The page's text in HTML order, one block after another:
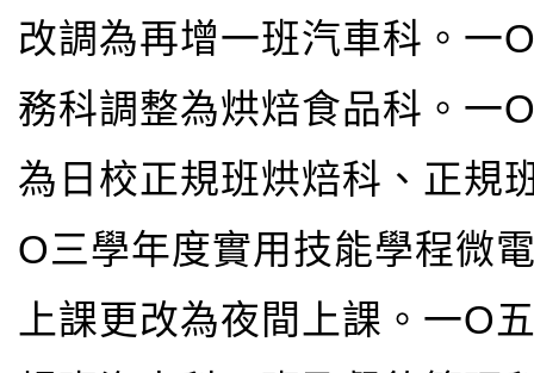
改調為再增一班汽車科。一
務科調整為烘焙食品科。一
為日校正規班烘焙科、正規
O三學年度實用技能學程微
上課更改為夜間上課。一O